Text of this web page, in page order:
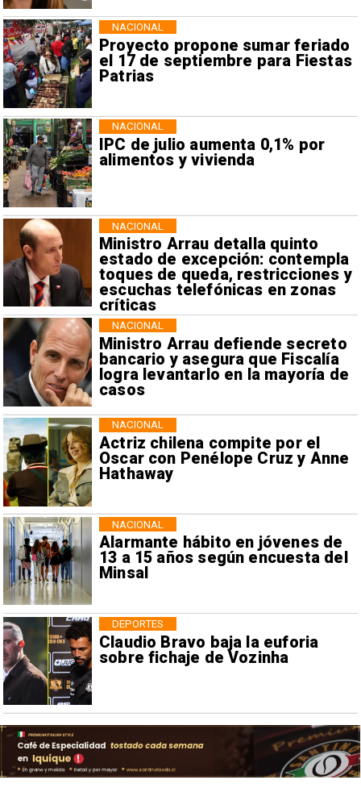
Proyecto propone sumar feriado
el 17 de septiembre para Fiestas
Patrias
NACIONAL
IPC de julio aumenta 0,1% por
alimentos y vivienda
NACIONAL
Ministro Arrau detalla quinto
estado de excepción: contempla
toques de queda, restricciones y
escuchas telefónicas en zonas
críticas
NACIONAL
Ministro Arrau defiende secreto
bancario y asegura que Fiscalía
logra levantarlo en la mayoría de
casos
NACIONAL
Actriz chilena compite por el
Oscar con Penélope Cruz y Anne
Hathaway
NACIONAL
Alarmante hábito en jóvenes de
13 a 15 años según encuesta del
Minsal
NACIONAL
Claudio Bravo baja la euforia
sobre fichaje de Vozinha
DEPORTES